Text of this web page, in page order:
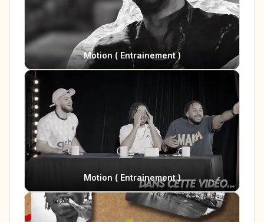
Motion ( Entrainement )
Motion ( Entrainement )